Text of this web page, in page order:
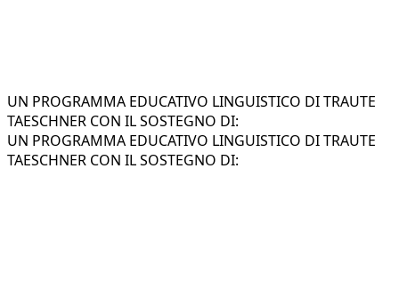
UN PROGRAMMA EDUCATIVO LINGUISTICO DI TRAUTE
TAESCHNER CON IL SOSTEGNO DI:
UN PROGRAMMA EDUCATIVO LINGUISTICO DI TRAUTE
TAESCHNER CON IL SOSTEGNO DI: